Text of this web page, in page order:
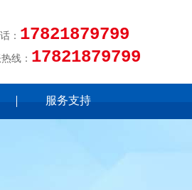
： 17821879799
线： 17821879799
服务支持